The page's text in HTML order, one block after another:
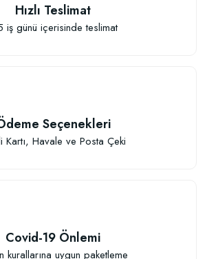
Hızlı Teslimat
iş günü içerisinde teslimat
Seçenekleri
Kartı, Havale ve Posta Çeki
Covid-19 Önlemi
kurallarına uygun paketleme